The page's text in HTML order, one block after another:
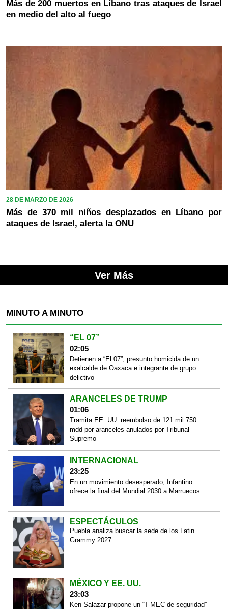
Más de 200 muertos en Líbano tras ataques de Israel
en medio del alto al fuego
28 DE MARZO DE 2026
Más de 370 mil niños desplazados en Líbano por
ataques de Israel, alerta la ONU
Ver Más
MINUTO A MINUTO
“EL 07”
02:05
Detienen a “El 07”, presunto homicida de un
exalcalde de Oaxaca e integrante de grupo
delictivo
ARANCELES DE TRUMP
01:06
Tramita EE. UU. reembolso de 121 mil 750
mdd por aranceles anulados por Tribunal
Supremo
INTERNACIONAL
23:25
En un movimiento desesperado, Infantino
ofrece la final del Mundial 2030 a Marruecos
ESPECTÁCULOS
Puebla analiza buscar la sede de los Latin
Grammy 2027
MÉXICO Y EE. UU.
23:03
Ken Salazar propone un “T-MEC de seguridad”